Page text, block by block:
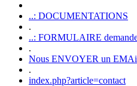
..: DOCUMENTATIONS
.
..: FORMULAIRE
.
Nous ENVOYER un
.
index.php?article=contact